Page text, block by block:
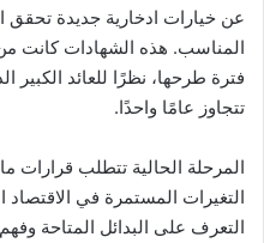
عن خيارات ادخارية جديدة تحقق
المناسب. هذه الشهادات كانت من
فترة طرحها، نظرًا للعائد
تتجاوز عامًا واحدًا.
المرحلة الحالية تتطلب قرارات
التغيرات المستمرة في
التعرف على البدائل المتاحة